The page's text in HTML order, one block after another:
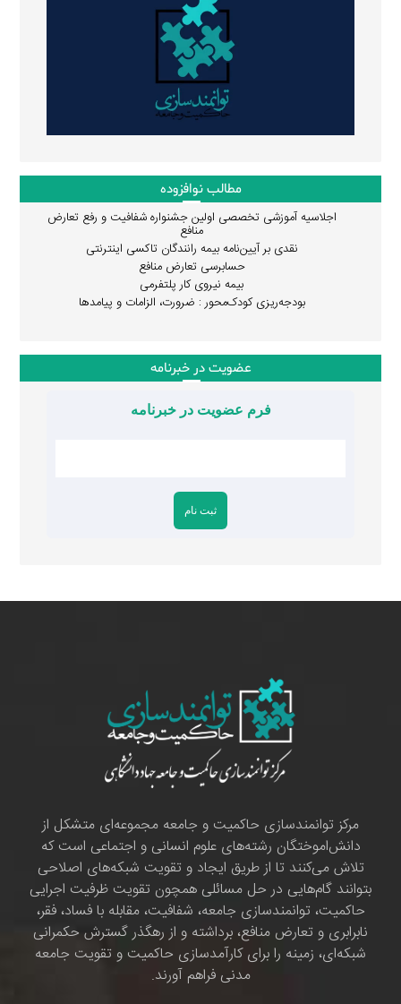
مطالب نوافزوده
اجلاسیه آموزشی تخصصی اولین جشنواره شفافیت و رفع تعارض
منافع
نقدی بر آیین‌نامه بیمه رانندگان تاکسی اینترنتی
حسابرسی تعارض منافع
بیمه نیروی کار پلتفرمی
بودجه‌ریزی کودک‌محور : ضرورت، الزامات و پیامدها
عضویت در خبرنامه
فرم عضویت در خبرنامه
مرکز توانمندسازی حاکمیت و جامعه مجموعه‌ای متشکل از
دانش‌اموختگان رشته‌های علوم انسانی و اجتماعی است که
تلاش می‌کنند تا از طریق ایجاد و تقویت شبکه‌های اصلاحی
بتوانند گام‌هایی در حل مسائلی همچون تقویت ظرفیت اجرایی
حاکمیت، توانمندسازی جامعه، شفافیت، مقابله با فساد، فقر،
نابرابری و تعارض منافع، برداشته و از رهگذر گسترش حکمرانی
شبکه‌ای، زمینه را برای کارآمدسازی حاکمیت و تقویت جامعه
مدنی فراهم آورند.